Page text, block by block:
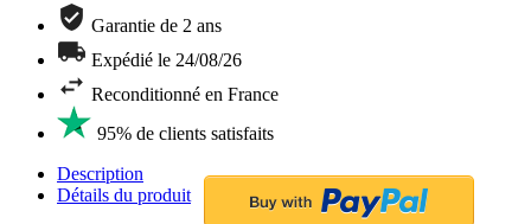
Garantie de 2 ans
Expédié le 24/08/26
Reconditionné en France
95% de clients satisfaits
Description
Détails du produit